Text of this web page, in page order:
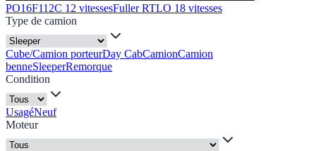
PO16F112C 12 vitessesFuller RTLO 18 vitesses
Type de camion
Cube/Camion porteurDay CabCamionCamion
benneSleeperRemorque
Condition
UsagéNeuf
Moteur